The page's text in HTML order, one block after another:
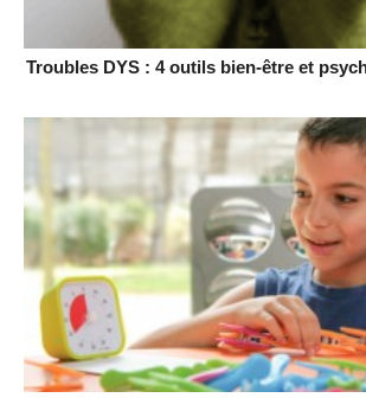
Troubles DYS : 4 outils bien-être et